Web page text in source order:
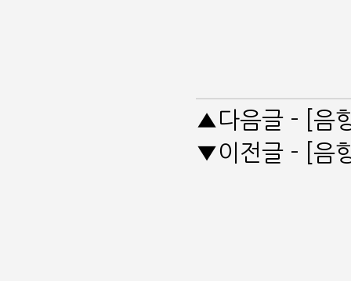
▲다음글 - [음
▼이전글 - [음